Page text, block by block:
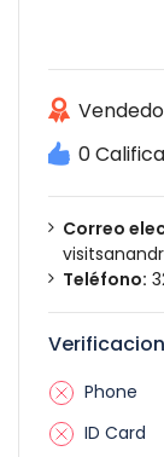
0
Correo
Teléfono:
Phone
ID Card